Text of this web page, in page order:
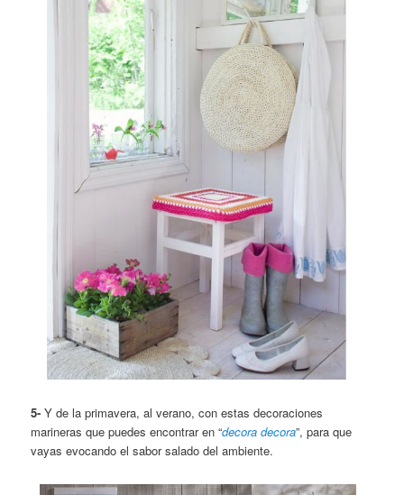
5- Y de la primavera, al verano, con estas decoraciones
marineras que puedes encontrar en “decora decora”, para que
vayas evocando el sabor salado del ambiente.